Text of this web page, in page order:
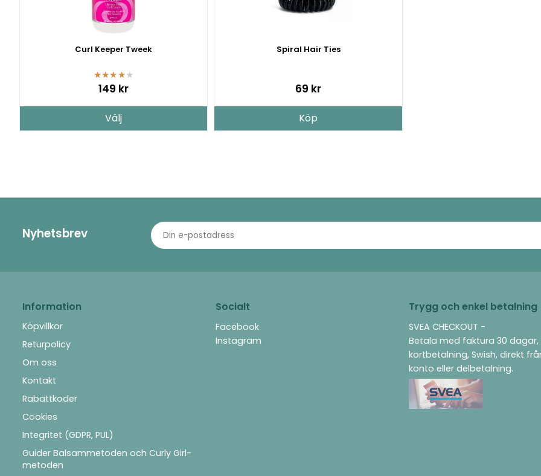
Curl Keeper Tweek
★★★★★
149 kr
Välj
Spiral Hair Ties
69 kr
Köp
Nyhetsbrev
Information
Köpvillkor
Returpolicy
Om oss
Kontakt
Rabattkoder
Cookies
Integritet (GDPR, PUL)
Guider Balsammetoden och Curly Girl-
metoden
Socialt
Facebook
Instagram
Trygg och enkel betalning
SVEA CHECKOUT -
Betala med faktura 30 dagar,
kortbetalning, Swish, direkt
konto eller delbetalning.